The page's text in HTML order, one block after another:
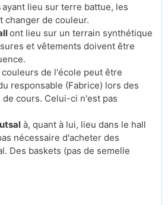
ayant lieu sur terre battue, les
changer de couleur.
ont lieu sur un terrain synthétique
et vêtements doivent être
de l'école peut être
responsable (Fabrice) lors des
cours. Celui-ci n'est pas
à, quant à lui, lieu dans le hall
nécessaire d'acheter des
Des baskets (pas de semelle